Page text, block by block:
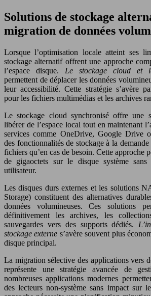
Solutions de stockage
migration de données
Lorsque l’optimisation locale atteint ses
stockage alternatif offrent une approche
l’espace disque. Le stockage cloud et
permettent de déplacer les données
leur accessibilité. Cette stratégie s’avère
pour les fichiers multimédias et les archives
Le stockage cloud synchronisé offre une
libérer de l’espace local tout en maintenant
services comme OneDrive, Google Drive
des fonctionnalités de stockage à la
fichiers qu’en cas de besoin. Cette approche
de gigaoctets sur le disque système sans
utilisateur.
Les disques durs externes et les solutions
Storage) constituent des alternatives
données volumineuses. Ces solutions
définitivement les archives, les
sauvegardes vers des supports dédiés.
stockage externe s’avère souvent plus
disque principal.
La migration sélective des applications vers
représente une stratégie avancée de
nombreuses applications modernes
des lecteurs non-système sans impact sur